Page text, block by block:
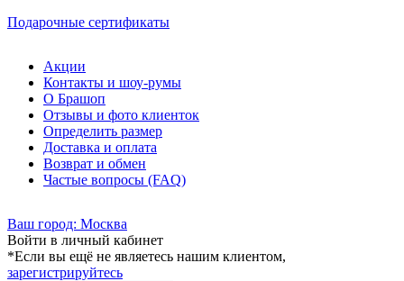
Подарочные сертификаты
Акции
Контакты и шоу-румы
О Брашоп
Отзывы и фото клиенток
Определить размер
Доставка и оплата
Возврат и обмен
Частые вопросы (FAQ)
Ваш город: Москва
Войти в личный кабинет
*Если вы ещё не являетесь нашим клиентом,
зарегистрируйтесь